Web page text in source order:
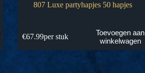
807 Luxe partyhapjes 50 hapjes
€67.99per stuk
Toevoegen aan
winkelwagen